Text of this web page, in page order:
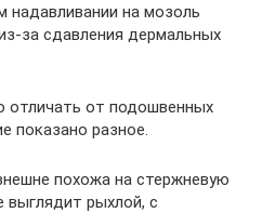
надавливании на мозоль
за сдавления дермальных
отличать от подошвенных
показано разное.
похожа на стержневую
выглядит рыхлой, с